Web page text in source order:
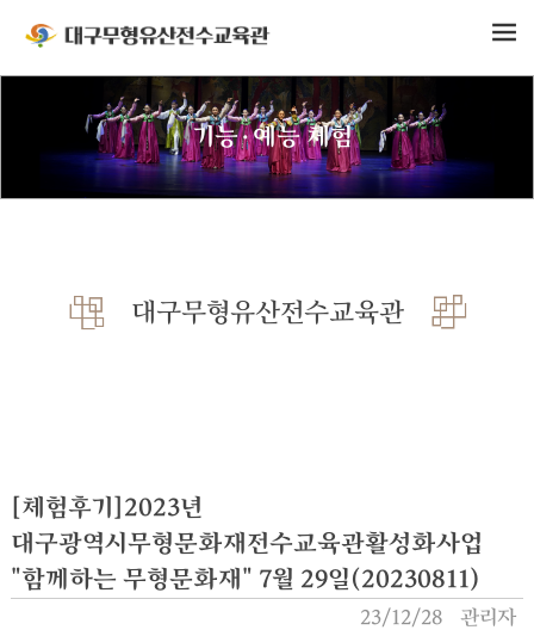
기능·예능 체험
대구무형유산전수교육관
[체험후기]2023년
대구광역시무형문화재전수교육관활성화사업
"함께하는 무형문화재" 7월 29일(20230811)
23/12/28 관리자